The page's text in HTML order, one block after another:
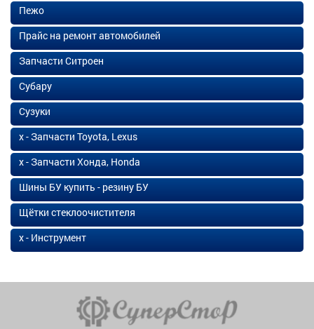
Пежо
Прайс на ремонт автомобилей
Запчасти Ситроен
Субару
Сузуки
х - Запчасти Toyota, Lexus
х - Запчасти Хонда, Honda
Шины БУ купить - резину БУ
Щётки стеклоочистителя
х - Инструмент